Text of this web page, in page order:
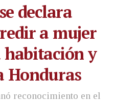
declara
a mujer
habitación y
Honduras
reconocimiento en el